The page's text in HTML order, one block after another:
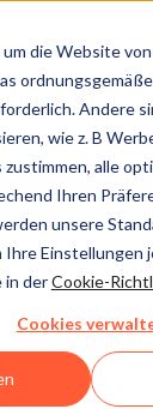
die Website
Andere
wie z. B
zustimmen, alle
Ihren
unsere
Ihre Einstellungen
in derCookie-
Cookies
is easier
out more